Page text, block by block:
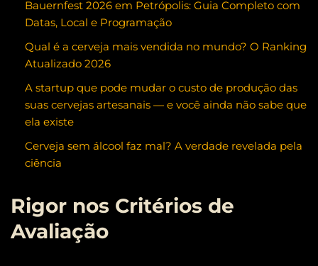
Bauernfest 2026 em Petrópolis: Guia Completo com
Datas, Local e Programação
Qual é a cerveja mais vendida no mundo? O Ranking
Atualizado 2026
A startup que pode mudar o custo de produção das
suas cervejas artesanais — e você ainda não sabe que
ela existe
Cerveja sem álcool faz mal? A verdade revelada pela
ciência
Rigor nos Critérios de
Avaliação